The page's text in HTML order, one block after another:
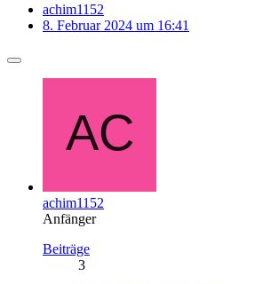
achim1152
8. Februar 2024 um 16:41
achim1152
Anfänger
Beiträge
3